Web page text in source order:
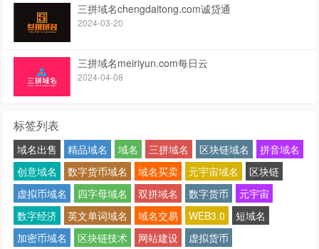
三拼域名chengdaitong.com诚贷通
2024-03-20
三拼域名meiriyun.com每日云
2024-04-08
标签列表
域名出售 精品域名 域名 三拼域名 区块链域名
拼音域名
创意域名
数字货币域名 域名买卖 元宇宙域名
区块链
虚拟币域名
四字母域名 双拼域名 数字货币
元宇宙
数字经济
英文单词域名 域名交易 WEB3.0
短域名
加密币域名
区块链技术 网站建设 虚拟货币